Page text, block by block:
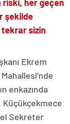
riski, her geçen
şekilde
tekrar sizin
Ekrem
enkazında
Küçükçekmece
Sekreter